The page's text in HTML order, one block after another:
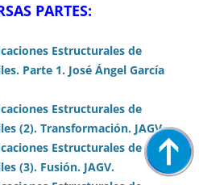
PARTES:
Estructurales de
Parte 1. José Ángel García
Estructurales de
(2). Transformación. JAGV.
Estructurales de
(3). Fusión. JAGV.